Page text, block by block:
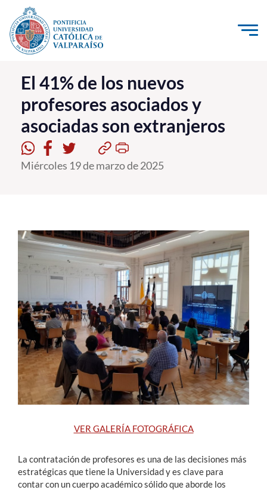
Click acá para ir directamente al contenido
La Universidad
Investigación, Creación e Innovación
PUCV Internacional
Vinculación con el Medio
Postgrado
Formación Continua
Estudiantes
Académicos
Funcionarios
Alumni
El 41% de los nuevos
profesores asociados y
asociadas son extranjeros
Miércoles 19 de marzo de 2025
VER GALERÍA FOTOGRÁFICA
La contratación de profesores es una de las decisiones más
estratégicas que tiene la Universidad y es clave para
contar con un cuerpo académico sólido que aborde los